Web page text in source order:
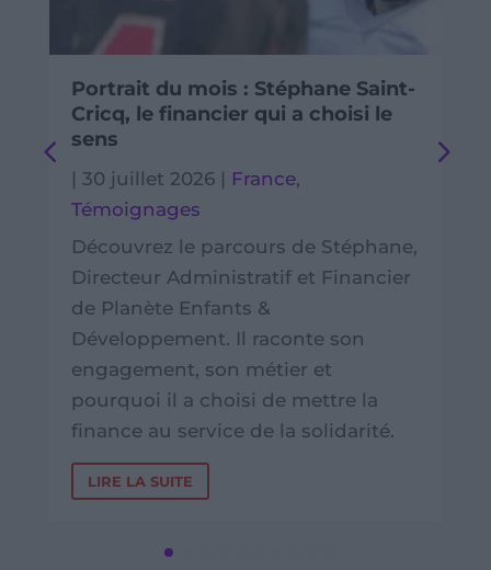
Portrait du mois : Stéphane Saint-
Cricq, le financier qui a choisi le
sens
30 juillet 2026 France,
Témoignages
Découvrez le parcours de Stéphane,
Directeur Administratif et Financier
de Planète Enfants &
Développement. Il raconte son
engagement, son métier et
pourquoi il a choisi de mettre la
finance au service de la solidarité.
LIRE LA SUITE